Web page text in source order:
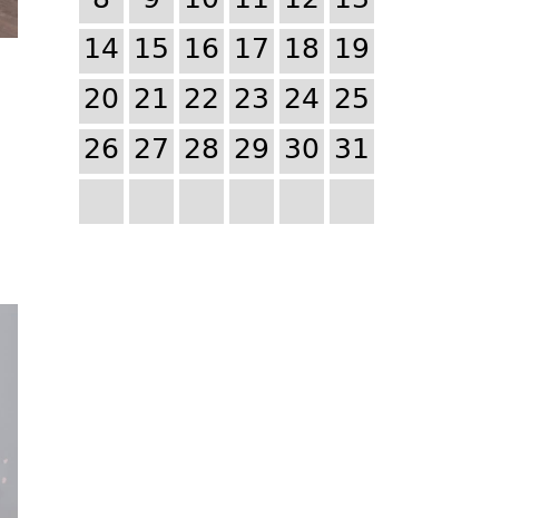
14 15 16 17 18 19
20 21 22 23 24 25
26 27 28 29 30 31